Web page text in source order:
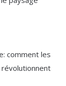
comment les